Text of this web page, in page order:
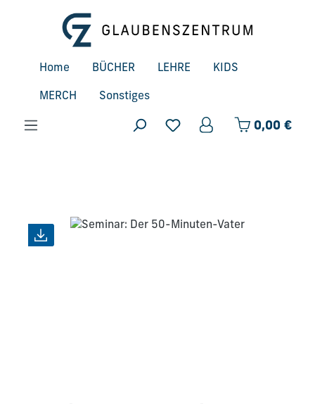
Zum Hauptinhalt springen
Home BÜCHER LEHRE KIDS
MERCH Sonstiges
0,00 €